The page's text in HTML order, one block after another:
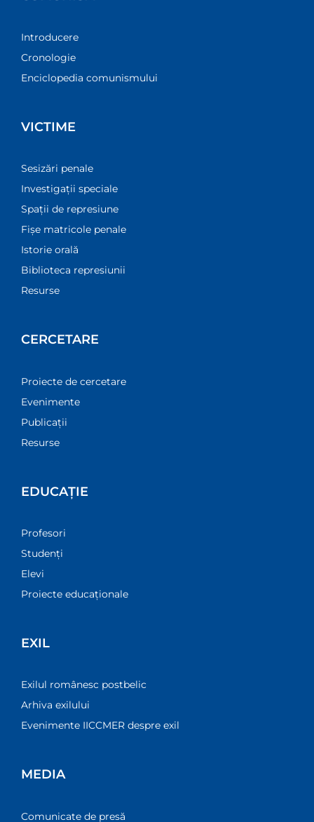
Introducere
Cronologie
Enciclopedia comunismului
VICTIME
Sesizări penale
Investigații speciale
Spații de represiune
Fișe matricole penale
Istorie orală
Biblioteca represiunii
Resurse
CERCETARE
Proiecte de cercetare
Evenimente
Publicații
Resurse
EDUCAȚIE
Profesori
Studenți
Elevi
Proiecte educaționale
EXIL
Exilul românesc postbelic
Arhiva exilului
Evenimente IICCMER despre exil
MEDIA
Comunicate de presă